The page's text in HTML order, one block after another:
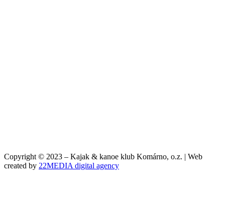
Copyright © 2023 – Kajak & kanoe klub Komárno, o.z. | Web
created by 22MEDIA digital agency